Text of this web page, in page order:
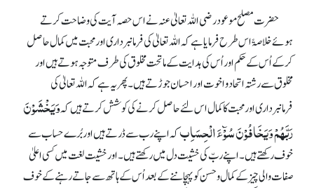
حضرت مصلح موعود رضی اللہ تعالیٰ عنہ نے اس حصہ آیت کی وضاحت کرتے
ہوئے خلاصۃً اس طرح فرمایا ہے کہ اللہ تعالیٰ کی فرمانبرداری اور محبت میں کمال حاصل
کر کے اُس کے حکم اور اُس کی ہدایت کے ماتحت مخلوق کی طرف متوجہ ہوتے ہیں اور
مخلوق سے رشتہ اتحاد و اخوت اور احسان جوڑتے ہیں۔ پھر یہ ہے کہ اللہ تعالیٰ کی
فرمانبرداری اور محبت کا کمال اس لئے حاصل کرنے کی کوشش کرتے ہیں کہوَیَخْشَوْنَ
رَبَّھُمْ وَیَخَافُوْنَ سُوْٓءَ الْحِسَاِبکہ اپنے رب سے ڈرتے ہیں اور بُرے حساب سے
خوف رکھتے ہیں۔ اپنے ربّ کی خشیت دل میں رکھتے ہیں۔ اور خشیت لغت میں کسی اعلیٰ
صفات والی چیز کے کمال و حسن کو پہچاننے کے بعد اُس کے ہاتھ سے جاتے رہنے کے خوف